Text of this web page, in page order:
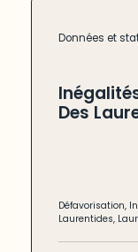
Données et
Des
Défavorisation,
Laurentides,